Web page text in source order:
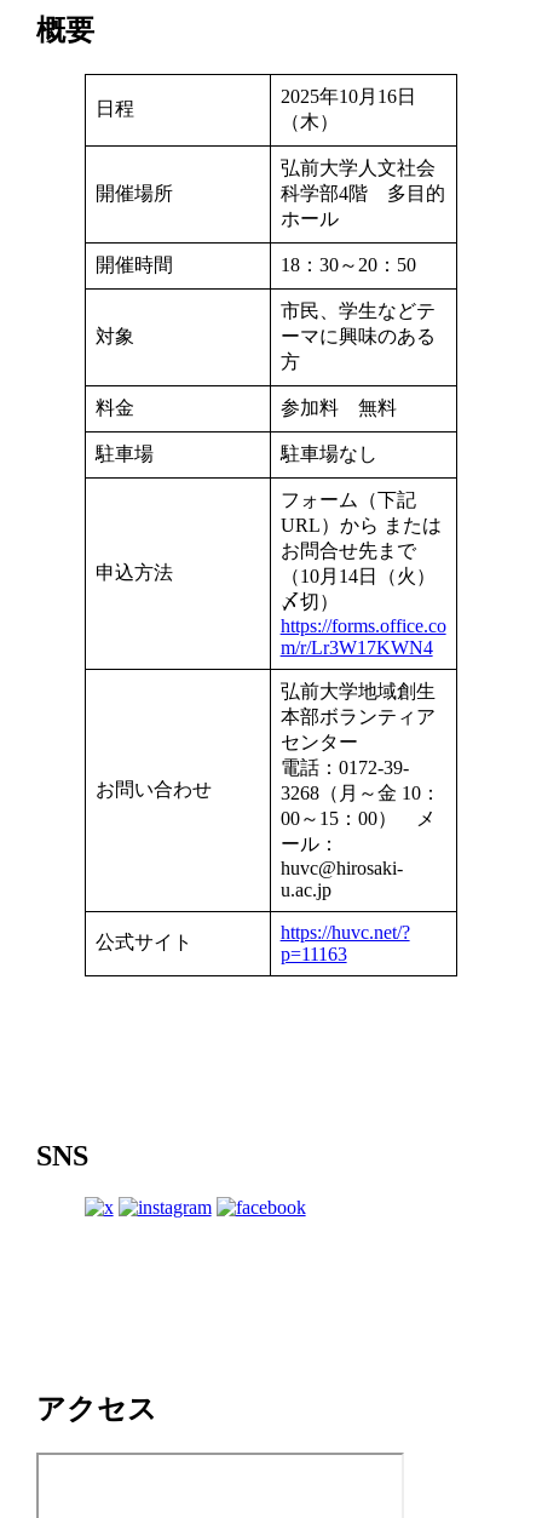
概要
日程
2025年10月16日
（木）
開催場所
弘前大学人文社会
科学部4階 多目的
ホール
開催時間 18：30～20：50
対象
市民、学生などテ
ーマに興味のある
方
料金 参加料 無料
駐車場 駐車場なし
申込方法
フォーム（下記
URL）から または
お問合せ先まで
（10月14日（火）
〆切）
https://forms.office.co
m/r/Lr3W17KWN4
お問い合わせ
弘前大学地域創生
本部ボランティア
センター
電話：0172-39-
3268（月～金 10：
00～15：00） メ
ール：
huvc@hirosaki-
u.ac.jp
公式サイト
https://huvc.net/?
p=11163
SNS
アクセス